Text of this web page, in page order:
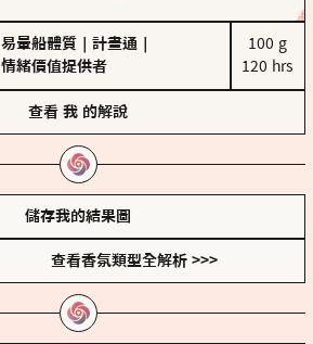
易暈船體質 計畫通
情緒價值提供者
100 g
120 hrs
查看 我 的解說
儲存我的結果圖
查看香氛類型全解析 >>>